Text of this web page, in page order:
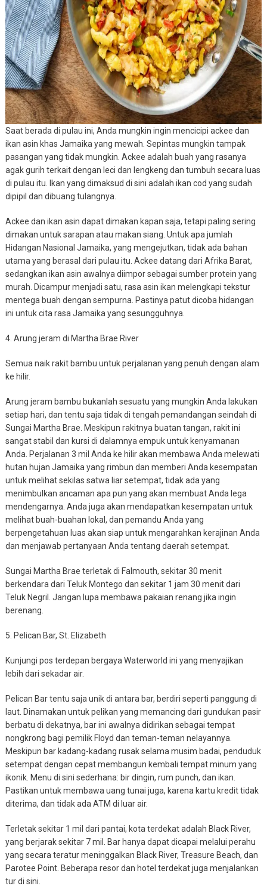
Saat berada di pulau ini, Anda mungkin ingin mencicipi ackee dan
ikan asin khas Jamaika yang mewah. Sepintas mungkin tampak
pasangan yang tidak mungkin. Ackee adalah buah yang rasanya
agak gurih terkait dengan leci dan lengkeng dan tumbuh secara luas
di pulau itu. Ikan yang dimaksud di sini adalah ikan cod yang sudah
dipipil dan dibuang tulangnya.
Ackee dan ikan asin dapat dimakan kapan saja, tetapi paling sering
dimakan untuk sarapan atau makan siang. Untuk apa jumlah
Hidangan Nasional Jamaika, yang mengejutkan, tidak ada bahan
utama yang berasal dari pulau itu. Ackee datang dari Afrika Barat,
sedangkan ikan asin awalnya diimpor sebagai sumber protein yang
murah. Dicampur menjadi satu, rasa asin ikan melengkapi tekstur
mentega buah dengan sempurna. Pastinya patut dicoba hidangan
ini untuk cita rasa Jamaika yang sesungguhnya.
4. Arung jeram di Martha Brae River
Semua naik rakit bambu untuk perjalanan yang penuh dengan alam
ke hilir.
Arung jeram bambu bukanlah sesuatu yang mungkin Anda lakukan
setiap hari, dan tentu saja tidak di tengah pemandangan seindah di
Sungai Martha Brae. Meskipun rakitnya buatan tangan, rakit ini
sangat stabil dan kursi di dalamnya empuk untuk kenyamanan
Anda. Perjalanan 3 mil Anda ke hilir akan membawa Anda melewati
hutan hujan Jamaika yang rimbun dan memberi Anda kesempatan
untuk melihat sekilas satwa liar setempat, tidak ada yang
menimbulkan ancaman apa pun yang akan membuat Anda lega
mendengarnya. Anda juga akan mendapatkan kesempatan untuk
melihat buah-buahan lokal, dan pemandu Anda yang
berpengetahuan luas akan siap untuk mengarahkan kerajinan Anda
dan menjawab pertanyaan Anda tentang daerah setempat.
Sungai Martha Brae terletak di Falmouth, sekitar 30 menit
berkendara dari Teluk Montego dan sekitar 1 jam 30 menit dari
Teluk Negril. Jangan lupa membawa pakaian renang jika ingin
berenang.
5. Pelican Bar, St. Elizabeth
Kunjungi pos terdepan bergaya Waterworld ini yang menyajikan
lebih dari sekadar air.
Pelican Bar tentu saja unik di antara bar, berdiri seperti panggung di
laut. Dinamakan untuk pelikan yang memancing dari gundukan pasir
berbatu di dekatnya, bar ini awalnya didirikan sebagai tempat
nongkrong bagi pemilik Floyd dan teman-teman nelayannya.
Meskipun bar kadang-kadang rusak selama musim badai, penduduk
setempat dengan cepat membangun kembali tempat minum yang
ikonik. Menu di sini sederhana: bir dingin, rum punch, dan ikan.
Pastikan untuk membawa uang tunai juga, karena kartu kredit tidak
diterima, dan tidak ada ATM di luar air.
Terletak sekitar 1 mil dari pantai, kota terdekat adalah Black River,
yang berjarak sekitar 7 mil. Bar hanya dapat dicapai melalui perahu
yang secara teratur meninggalkan Black River, Treasure Beach, dan
Parotee Point. Beberapa resor dan hotel terdekat juga menjalankan
tur di sini.